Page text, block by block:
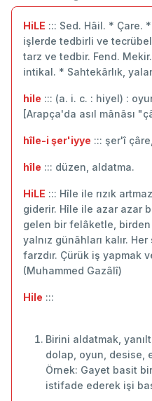
HiLE ::: Sed. Hâil. * Çare.
işlerde tedbirli ve
tarz ve tedbir. Fend.
intikal. * Sahtekârlık,
hile ::: (a. i. c. : hiyel) :
[Arapça'da asıl mânâsı
hîle-i şer'iyye ::: şer'î
hîle ::: düzen, aldatma.
HiLE ::: Hîle ile rızık
giderir. Hîle ile azar azar
gelen bir felâketle,
yalnız günâhları kalır.
farzdır. Çürük iş yapmak
(Muhammed Gazâlî)
Hile :::
Birini aldatmak,
dolap, oyun, desise,
Örnek: Gayet basit
istifade ederek işi